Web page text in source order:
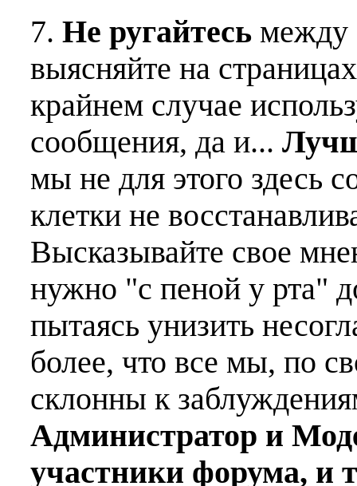
7. Не ругайтесь между
выясняйте на
крайнем случае
сообщения, да и...
мы не для этого здесь
клетки не
Высказывайте свое
нужно "с пеной у рта"
пытаясь унизить
более, что все мы, по
склонны к
Администратор и
участники форума, и